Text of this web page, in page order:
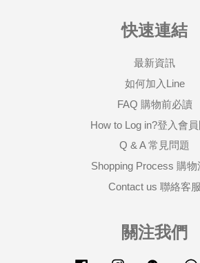
快速連結
最新資訊
如何加入Line
FAQ 購物前必讀
How to Log in?登入會
Q & A 常見問題
Shopping Process 購物
Contact us 聯絡客服
關注我們